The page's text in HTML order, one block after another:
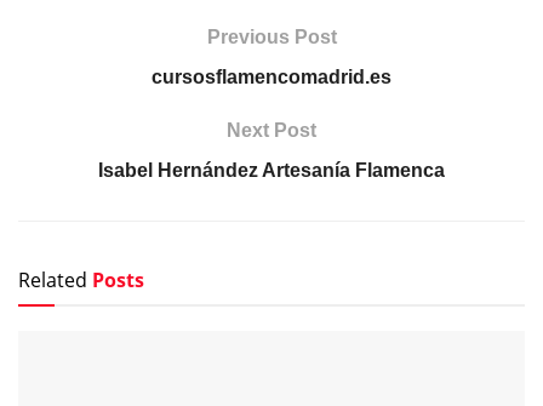
Previous Post
cursosflamencomadrid.es
Next Post
Isabel Hernández Artesanía Flamenca
Related Posts